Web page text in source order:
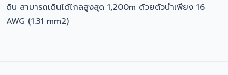
ดิน สามารถเดินได้ไกลสูงสุด 1,200m ด้วยตัวนำเพียง 16
AWG (1.31 mm2)